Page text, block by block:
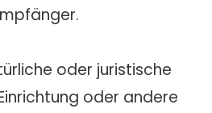
oder juristische
oder andere